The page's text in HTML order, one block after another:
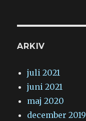
ARKIV
juli 2021
juni 2021
maj 2020
december 2019